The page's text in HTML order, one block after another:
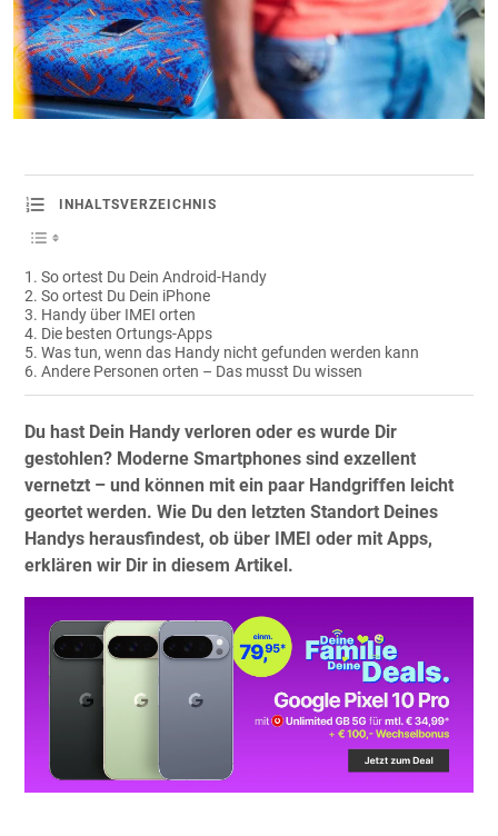
INHALTSVERZEICHNIS
So ortest Du Dein Android-Handy
So ortest Du Dein iPhone
Handy über IMEI orten
Die besten Ortungs-Apps
Was tun, wenn das Handy nicht gefunden werden kann
Andere Personen orten – Das musst Du wissen
Du hast Dein Handy verloren oder es wurde Dir
gestohlen? Moderne Smartphones sind exzellent
vernetzt – und können mit ein paar Handgriffen leicht
geortet werden. Wie Du den letzten Standort Deines
Handys herausfindest, ob über IMEI oder mit Apps,
erklären wir Dir in diesem Artikel.